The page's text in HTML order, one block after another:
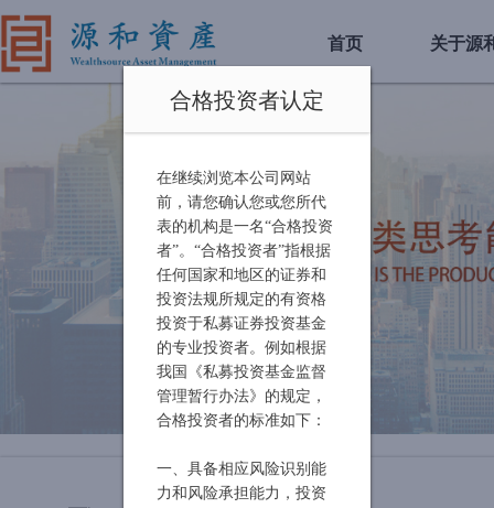
合格投资者认定
在继续浏览本公司网站
前，请您确认您或您所代
表的机构是一名“合格投资
者”。“合格投资者”指根据
任何国家和地区的证券和
投资法规所规定的有资格
投资于私募证券投资基金
的专业投资者。例如根据
我国《私募投资基金监督
管理暂行办法》的规定，
合格投资者的标准如下：
一、具备相应风险识别能
力和风险承担能力，投资
首页 关于源